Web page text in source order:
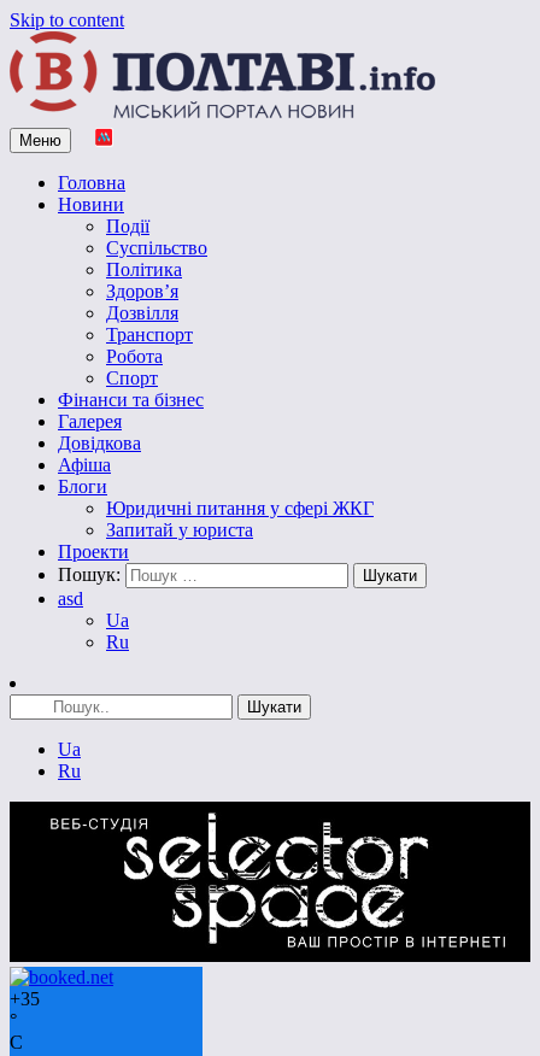
Skip to content
Vpoltave.info
Полтавський портал новин
Меню
Головна
Новини
Події
Суспільство
Політика
Здоров’я
Дозвілля
Транспорт
Робота
Спорт
Фінанси та бізнес
Галерея
Довідкова
Афіша
Блоги
Юридичні питання у сфері ЖКГ
Запитай у юриста
Проекти
Пошук:
asd
Ua
Ru
Ua
Ru
+35
°
C